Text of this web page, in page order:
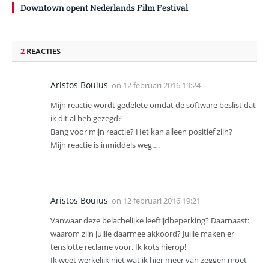
Downtown opent Nederlands Film Festival
2 REACTIES
Aristos Bouius on 12 februari 2016 19:24
Mijn reactie wordt gedelete omdat de software beslist dat
ik dit al heb gezegd?
Bang voor mijn reactie? Het kan alleen positief zijn?
Mijn reactie is inmiddels weg….
Aristos Bouius on 12 februari 2016 19:21
Vanwaar deze belachelijke leeftijdbeperking? Daarnaast:
waarom zijn jullie daarmee akkoord? Jullie maken er
tenslotte reclame voor. Ik kots hierop!
Ik weet werkelijk niet wat ik hier meer van zeggen moet